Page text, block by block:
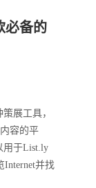
必备的
展工具，
容的平
用于List.ly
Internet并找